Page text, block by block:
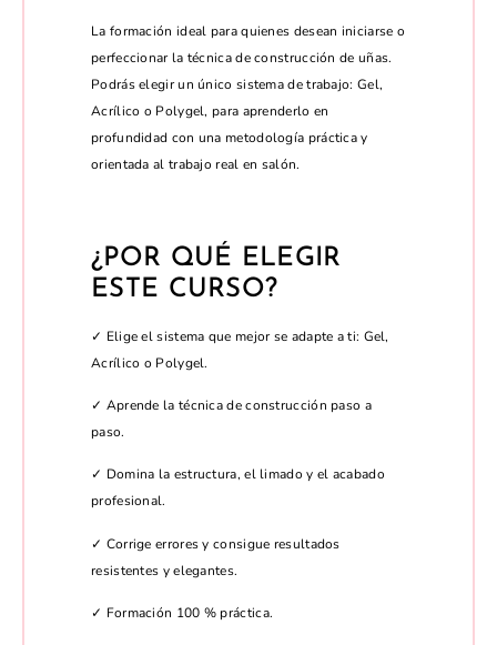
La formación ideal para quienes desean iniciarse o
perfeccionar la técnica de construcción de uñas.
Podrás elegir un único sistema de trabajo: Gel,
Acrílico o Polygel, para aprenderlo en
profundidad con una metodología práctica y
orientada al trabajo real en salón.
¿POR QUÉ ELEGIR
ESTE CURSO?
✓ Elige el sistema que mejor se adapte a ti: Gel,
Acrílico o Polygel.
✓ Aprende la técnica de construcción paso a
paso.
✓ Domina la estructura, el limado y el acabado
profesional.
✓ Corrige errores y consigue resultados
resistentes y elegantes.
✓ Formación 100 % práctica.